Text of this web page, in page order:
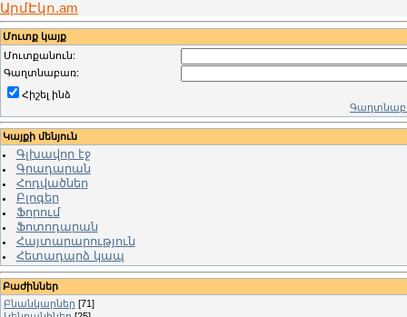
ԱրմԷկո.am
Մուտք կայք
Մուտքանուն:
Գաղտնաբառ:
Հիշել ինձ
Կայքի մենյուն
Գլխավոր էջ
Գրադարան
Հոդվածներ
Բլոգեր
Ֆորում
Ֆոտոդարան
Հայտարարություն
Հետադարձ կապ
Բաժիններ
Բնանկարներ [71]